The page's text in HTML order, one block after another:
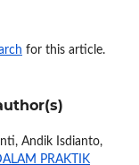
for this article.
Andik Isdianto,
PRAKTIK